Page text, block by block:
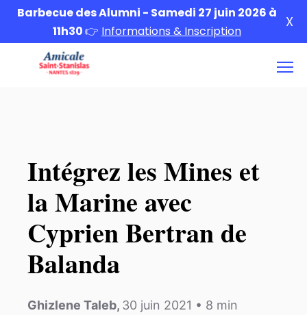
Barbecue des Alumni - Samedi 27 juin 2026 à
11h30👉 Informations & Inscription
X
Intégrez les Mines et
la Marine avec
Cyprien Bertran de
Balanda
Ghizlene Taleb, 30 juin 2021 • 8 min